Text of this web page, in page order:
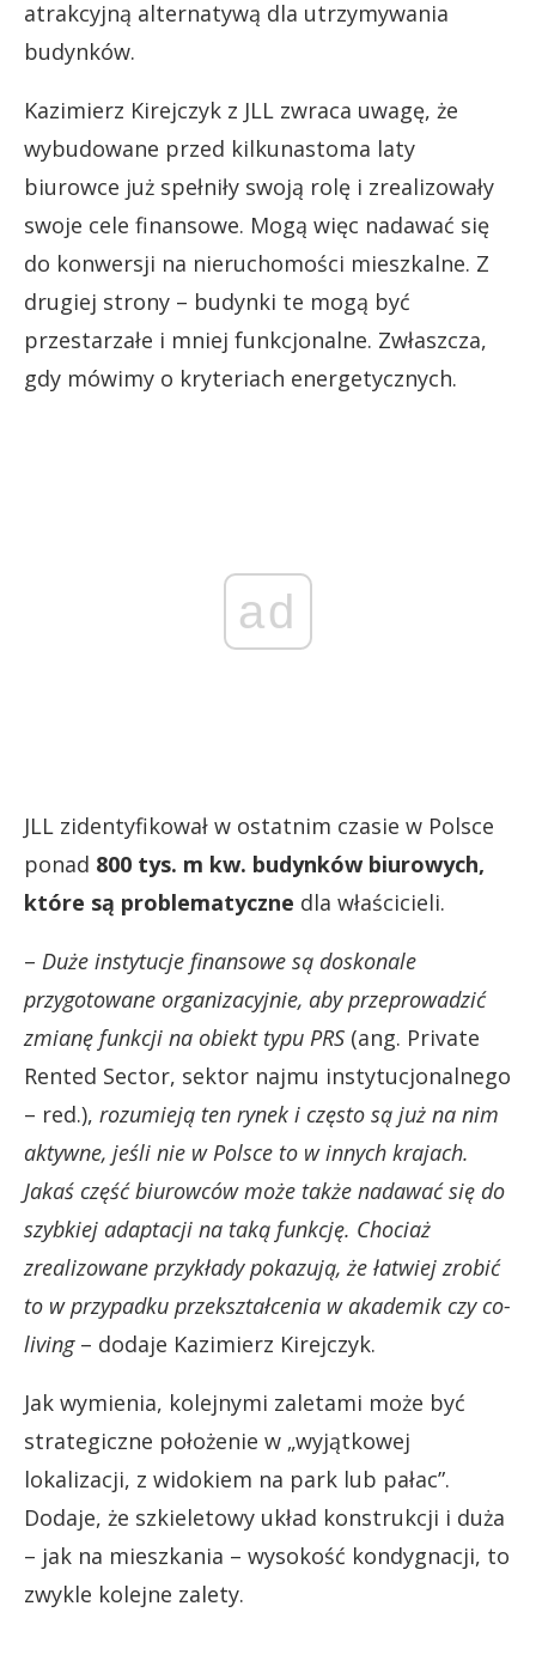
atrakcyjną alternatywą dla utrzymywania
budynków.
Kazimierz Kirejczyk z JLL zwraca uwagę, że
wybudowane przed kilkunastoma laty
biurowce już spełniły swoją rolę i zrealizowały
swoje cele finansowe. Mogą więc nadawać się
do konwersji na nieruchomości mieszkalne. Z
drugiej strony – budynki te mogą być
przestarzałe i mniej funkcjonalne. Zwłaszcza,
gdy mówimy o kryteriach energetycznych.
ad
JLL zidentyfikował w ostatnim czasie w Polsce
ponad 800 tys. m kw. budynków biurowych,
które są problematyczne dla właścicieli.
– Duże instytucje finansowe są doskonale
przygotowane organizacyjnie, aby przeprowadzić
zmianę funkcji na obiekt typu PRS (ang. Private
Rented Sector, sektor najmu instytucjonalnego
– red.), rozumieją ten rynek i często są już na nim
aktywne, jeśli nie w Polsce to w innych krajach.
Jakaś część biurowców może także nadawać się do
szybkiej adaptacji na taką funkcję. Chociaż
zrealizowane przykłady pokazują, że łatwiej zrobić
to w przypadku przekształcenia w akademik czy co-
living– dodaje Kazimierz Kirejczyk.
Jak wymienia, kolejnymi zaletami może być
strategiczne położenie w „wyjątkowej
lokalizacji, z widokiem na park lub pałac”.
Dodaje, że szkieletowy układ konstrukcji i duża
– jak na mieszkania – wysokość kondygnacji, to
zwykle kolejne zalety.